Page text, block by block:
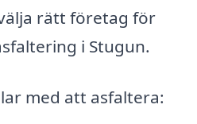
rätt företag för
i Stugun.
med att asfaltera: